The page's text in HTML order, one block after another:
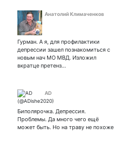
Анатолий Климаченков
Гурман. А я, для профилактики
депрессии зашел познакомиться с
новым нач МО МВД. Изложил
вкратце претенз…
AD
Биполярочка. Депрессия.
Проблемы. Да много чего ещё
может быть. Но на траву не похоже